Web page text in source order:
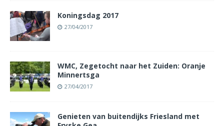
Koningsdag 2017
27/04/2017
WMC, Zegetocht naar het Zuiden: Oranje
Minnertsga
27/04/2017
Genieten van buitendijks Friesland met